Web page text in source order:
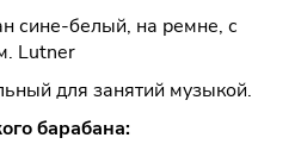
сине-белый, на ремне, с
Lutner
для занятий музыкой.
барабана: